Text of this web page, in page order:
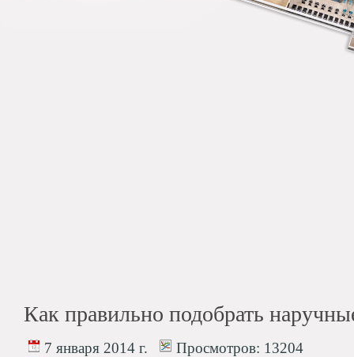
Как правильно подобрать
7 января 2014 г. Просмотров: 13204